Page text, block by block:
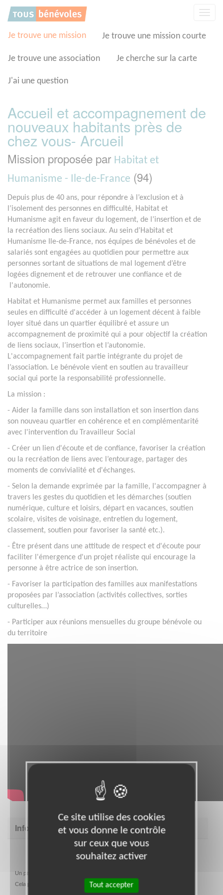
Je trouve une mission Je trouve une mission courte
Je trouve une association Je cherche sur la carte
J'ai une question
Accueil et accompagnement de
nouveaux habitants près de
chez vous- Arcueil
Mission proposée par Habitat et
Humanisme - Ile-de-France (94)
Depuis plus de 40 ans, pour répondre à l’exclusion et à
l’isolement des personnes en difficulté, Habitat et
Humanisme agit en faveur du logement, de l’insertion et de
la recréation des liens sociaux. Au sein d’Habitat et
Humanisme Ile-de-France, nos équipes de bénévoles et de
salariés sont engagées au quotidien pour permettre aux
personnes sortant de situations de mal logement d’être
logées dignement et de retrouver une confiance et de
l'autonomie.
Habitat et Humanisme permet aux familles et personnes
seules en difficulté d'accéder à un logement décent à faible
loyer situé dans un quartier équilibré et assure un
accompagnement de proximité qui a pour objectif la création
de liens sociaux, l’insertion et l’autonomie.
L'accompagnement fait partie intégrante du projet de
l’association. Le bénévole vient en soutien au travailleur
social qui porte la responsabilité professionnelle.
La mission :
- Aider la famille dans son installation et son insertion dans
son nouveau quartier en cohérence et en complémentarité
avec l'intervention du Travailleur Social
- Créer un lien d'écoute et de confiance, favoriser la création
ou la recréation de liens avec l’entourage, partager des
moments de convivialité et d'échanges.
- Selon la demande exprimée par la famille, l'accompagner à
travers les gestes du quotidien et les démarches (soutien
numérique, culture et loisirs, départ en vacances, soutien
scolaire, visites de voisinage, entretien du logement,
classement, soutien pour favoriser la santé etc.).
- Être présent dans une attitude de respect et d'écoute pour
faciliter l'émergence d'un projet réaliste qui encourage la
personne à être actrice de son insertion.
- Favoriser la participation des familles aux manifestations
proposées par l’association (activités collectives, sorties
culturelles…)
- Participer aux réunions mensuelles du groupe bénévole ou
du territoire
Informations complémentaires
Un parcours de formations prévu à l'arrivée et tout au long de la mission.
Cela permet au bénévole de connaitre l'association et la mission.
Panneau de gestion des cookies
Ce site utilise des cookies
et vous donne le contrôle
sur ceux que vous
souhaitez activer
Tout accepter